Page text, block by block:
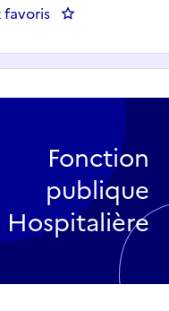
: Aide-soignant
Fonction
publique
Hospitalière